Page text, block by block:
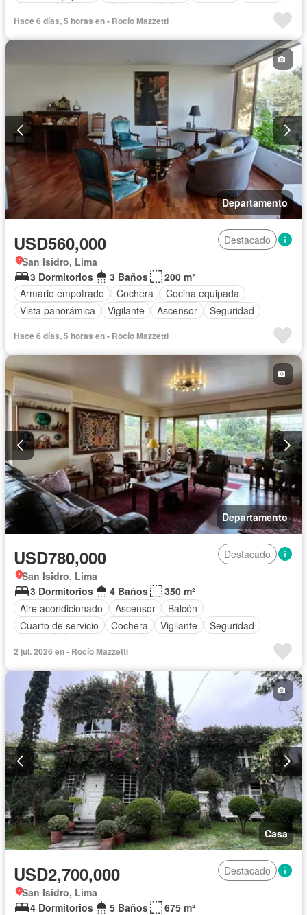
Hace 6 días, 5 horas en - Rocío Mazzetti
Departamento
USD560,000
Destacado
San Isidro, Lima
3 Dormitorios
3 Baños
200 m²
Armario empotrado
Cochera
Cocina equipada
Vista panorámica
Vigilante Ascensor Seguridad
Hace 6 días, 5 horas en - Rocío Mazzetti
Departamento
USD780,000
Destacado
San Isidro, Lima
3 Dormitorios
4 Baños
350 m²
Aire acondicionado
Ascensor
Balcón
Cuarto de servicio
Cochera Vigilante
Seguridad
2 jul. 2026 en - Rocío Mazzetti
Casa
USD2,700,000
Destacado
San Isidro, Lima
4 Dormitorios
5 Baños
675 m²